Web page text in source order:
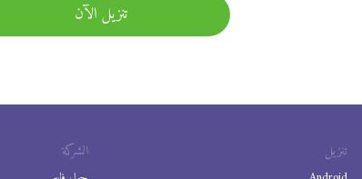
تنزيل الآن
الشركة تنزيل